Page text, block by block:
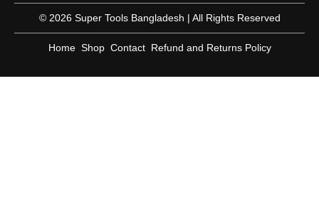
© 2026 Super Tools Bangladesh | All Rights Reserved
Home Shop Contact Refund and Returns Policy